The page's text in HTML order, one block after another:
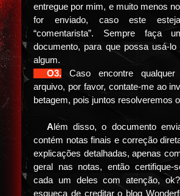
entregue por mim, e muito menos
for enviado, caso este
“comentarista”. Sempre faça
documento, para que possa usá-
algum.
O3. Caso encontre
arquivo, por favor, contate-me ao
betagem, pois juntos resolveremos
A lém disso, o documento
contém notas finais e correção
explicações detalhadas, apenas
geral nas notas, então certifique-
cada um deles com atenção,
esqueça de creditar o blog